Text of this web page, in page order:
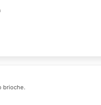
brioche.